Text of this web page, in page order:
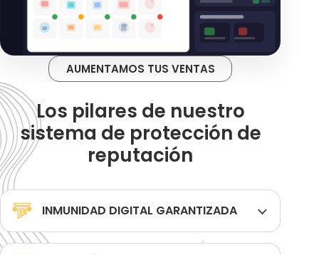
AUMENTAMOS TUS VENTAS
Los pilares de nuestro
sistema de protección de
reputación
INMUNIDAD DIGITAL GARANTIZADA